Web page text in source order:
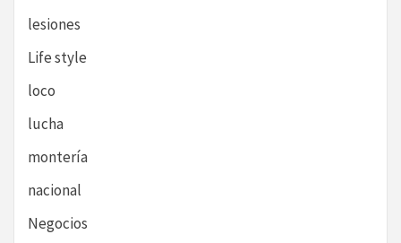
lesiones
Life style
loco
lucha
montería
nacional
Negocios